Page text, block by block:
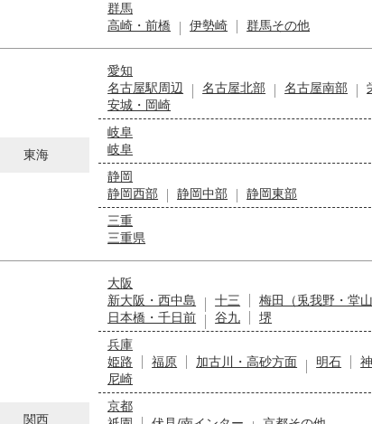
群馬
高崎・前橋
伊勢崎 群馬その他
東海
愛知
名古屋駅周辺
名古屋北部 名古屋南部
安城・岡崎
岐阜
岐阜
静岡
静岡西部
静岡中部
静岡東部
三重
三重県
関西
大阪
新大阪・西中島
十三 梅田（兎我野・堂山
日本橋・千日前
谷九
堺
兵庫
姫路
福原 加古川・高砂方面 明石
尼崎
京都